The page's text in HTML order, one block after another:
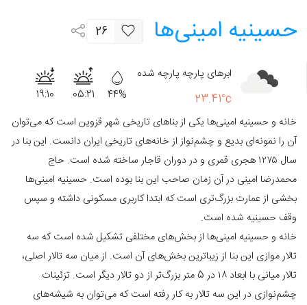
حسینیه‌ امینی‌ها 26
ابرهای پارچه پارچه شده
23.41°c
44%
05:21
19:10
خانه و حسینیه امینی‌ها یکی از بناهای تاریخی شهر قزوین است که می‌توان
آن را نمونه‌ای بدیع و چشم‌نواز از خانه‌های تاریخی ایران دانست. این بنا در
سال ۱۲۷۵ هجری قمری و در دوران قاجار ساخته شده است. حاج
محمدرضا امینی در آن زمان صاحب این بنا بوده است. حسینیه‌ امینی‌ها
بخشی از عمارت بزرگ‌تری است که ابتدا کاربری مسکونی داشته و سپس
وقف حسینیه شده است.
خانه و حسینیه امینی‌ها از بخش‌های مختلفی تشکیل شده است که سه
تالار موازی این بنا از زیباترین بخش‌های آن است. از میان سه تالار اصلی،
تالار میانی با ابعاد ۱۸ در 5 متر بزرگ‌تر از دو تالار دیگر است. تزئینات
چشم‌نوازی در این سه تالار به کار رفته است که می‌توان به شیشه‌های